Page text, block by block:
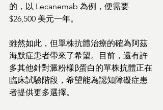
的，以 Lecanemab 為例，便需要
$26,500 美元一年。
雖然如此，但單株抗體治療的確為阿茲
海默症患者帶來了希望。目前，還有許
多其他針對澱粉樣β蛋白的單株抗體正在
臨床試驗階段，希望能為認知障礙症患
者提供更多選擇。